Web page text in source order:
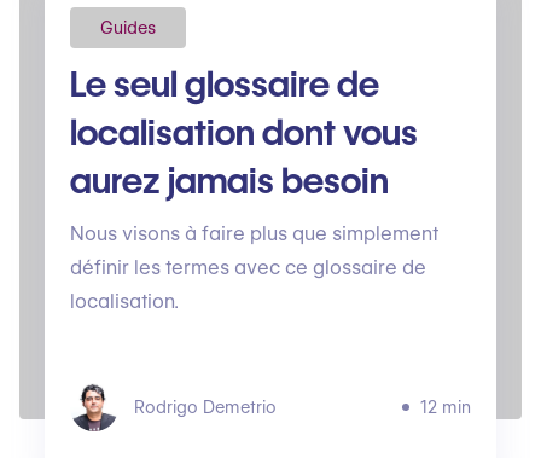
Guides
Le seul glossaire de
localisation dont vous
aurez jamais besoin
Nous visons à faire plus que simplement
définir les termes avec ce glossaire de
localisation.
Rodrigo Demetrio 12 min